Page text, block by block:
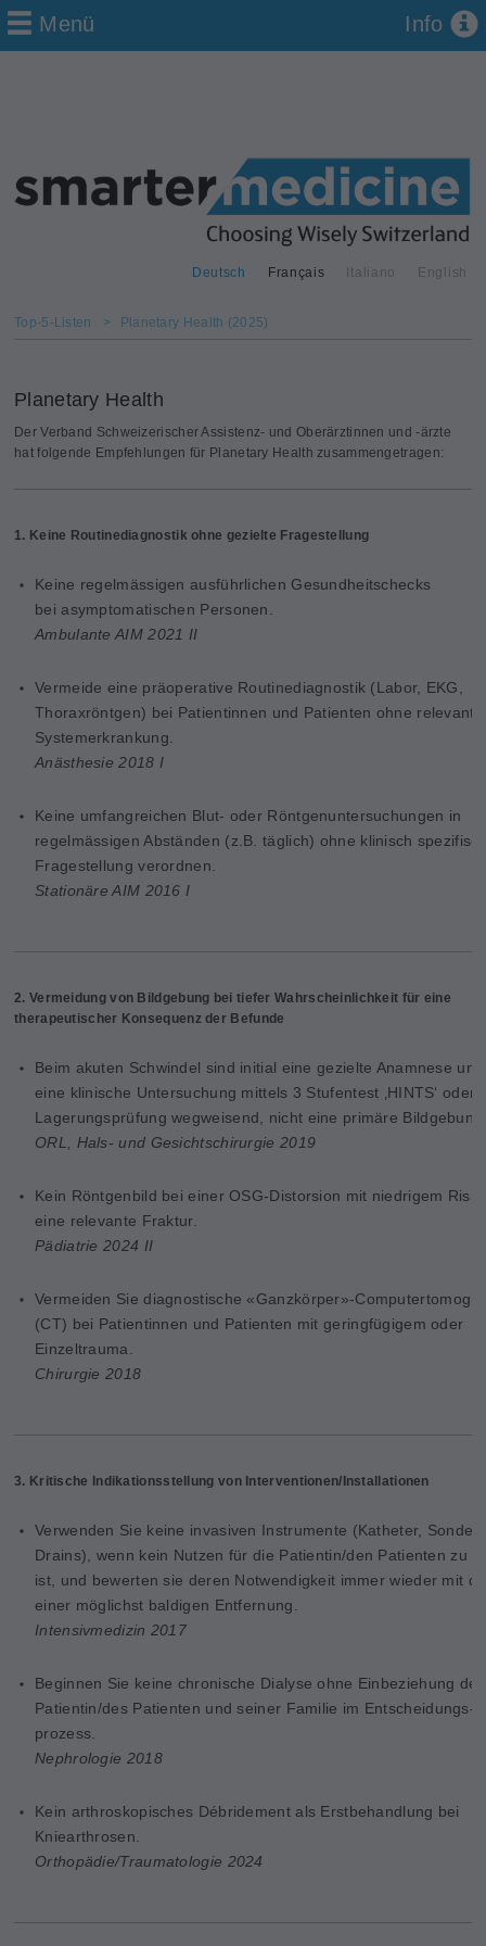
Deutsch Français Italiano English
Menü Info
Top-5-Listen > Planetary Health (2025)
Planetary Health
Der Verband Schweizerischer Assistenz- und Oberärztinnen und -ärzte
hat folgende Empfehlungen für Planetary Health zusammengetragen:
1. Keine Routinediagnostik ohne gezielte Fragestellung
Keine regelmässigen ausführlichen Gesundheitschecks
bei asymptomatischen Personen.
Ambulante AIM 2021 II
Vermeide eine präoperative Routinediagnostik (Labor, EKG,
Thoraxröntgen) bei Patientinnen und Patienten ohne relevante
Systemerkrankung.
Anästhesie 2018 I
Keine umfangreichen Blut- oder Röntgenuntersuchungen in
regelmässigen Abständen (z.B. täglich) ohne klinisch
Fragestellung verordnen.
Stationäre AIM 2016 I
2. Vermeidung von Bildgebung bei tiefer Wahrscheinlichkeit für eine
therapeutischer Konsequenz der Befunde
Beim akuten Schwindel sind initial eine gezielte Anamnese und
eine klinische Untersuchung mittels 3 Stufentest ‚HINTS‘ oder
Lagerungsprüfung wegweisend, nicht eine primäre
ORL, Hals- und Gesichtschirurgie 2019
Kein Röntgenbild bei einer OSG-Distorsion mit niedrigem
eine relevante Fraktur.
Pädiatrie 2024 II
Vermeiden Sie diagnostische «Ganzkörper»-
(CT) bei Patientinnen und Patienten mit geringfügigem oder
Einzeltrauma.
Chirurgie 2018
3. Kritische Indikationsstellung von Interventionen/Installationen
Verwenden Sie keine invasiven Instrumente (Katheter, Sonden,
Drains), wenn kein Nutzen für die Patientin/den Patienten zu
ist, und bewerten sie deren Notwendigkeit immer wieder mit
einer möglichst baldigen Entfernung.
Intensivmedizin 2017
Beginnen Sie keine chronische Dialyse ohne Einbeziehung der
Patientin/des Patienten und seiner Familie im Entscheidungs-
prozess.
Nephrologie 2018
Kein arthroskopisches Débridement als Erstbehandlung bei
Kniearthrosen.
Orthopädie/Traumatologie 2024